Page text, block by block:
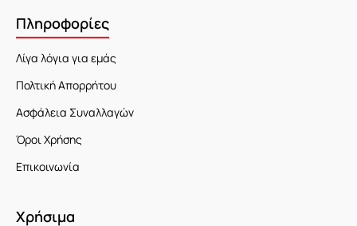
Πληροφορίες
Λίγα λόγια για εμάς
Πολτική Απορρήτου
Ασφάλεια Συναλλαγών
Όροι Χρήσης
Επικοινωνία
Χρήσιμα